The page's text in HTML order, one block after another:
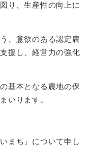
り、生産性の向上に
、意欲のある認定農
援し、経営力の強化
基本となる農地の保
いります。
まち」について申し